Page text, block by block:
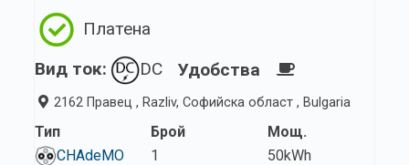
Платена
Вид ток:
DC Удобства
2162 Правец , Razliv, Софийска област , Bulgaria
Тип
CHAdeMO
Брой
1
Мощ.
50kWh